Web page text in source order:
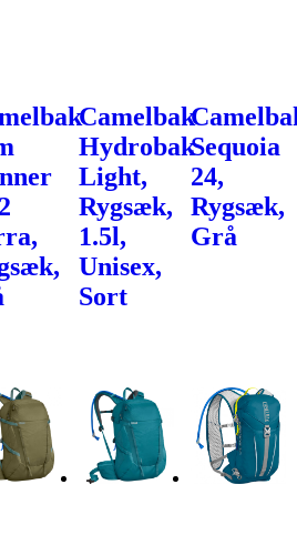
Camelbak
Hydrobak
Light,
Rygsæk,
1.5l,
Unisex,
Sort
Sequoia
24,
Rygsæk,
Grå